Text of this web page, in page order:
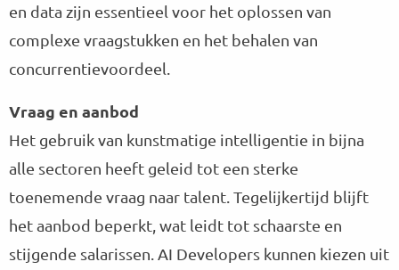
en data zijn essentieel voor het oplossen van
complexe vraagstukken en het behalen van
concurrentievoordeel.
Vraag en aanbod
Het gebruik van kunstmatige intelligentie in bijna
alle sectoren heeft geleid tot een sterke
toenemende vraag naar talent. Tegelijkertijd blijft
het aanbod beperkt, wat leidt tot schaarste en
stijgende salarissen. AI Developers kunnen kiezen uit